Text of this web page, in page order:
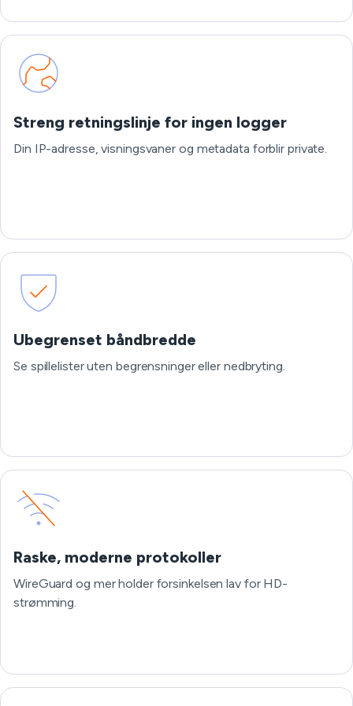
Streng retningslinje for ingen logger
Din IP-adresse, visningsvaner og metadata forblir private.
Ubegrenset båndbredde
Se spillelister uten begrensninger eller nedbryting.
Raske, moderne protokoller
WireGuard og mer holder forsinkelsen lav for HD-
strømming.